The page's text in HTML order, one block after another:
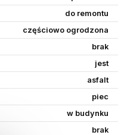
do remontu
częściowo ogrodzona
brak
jest
asfalt
piec
w budynku
brak